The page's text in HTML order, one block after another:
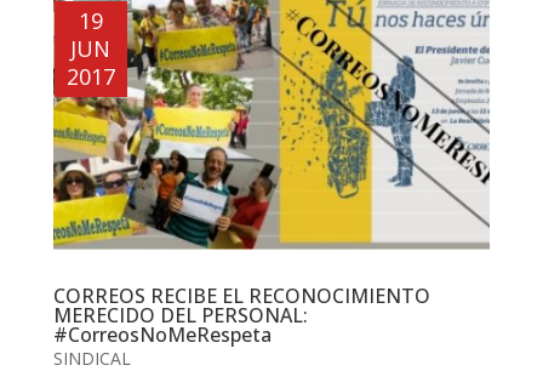
CORREOS RECIBE EL RECONOCIMIENTO
MERECIDO DEL PERSONAL:
#CorreosNoMeRespeta
19
JUN
2017
SINDICAL